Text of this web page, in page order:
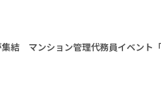
結 マンション管理代務員イベント